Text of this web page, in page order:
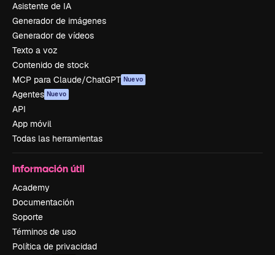
Asistente de IA
Generador de imágenes
Generador de vídeos
Texto a voz
Contenido de stock
MCP para Claude/ChatGPT Nuevo
Agentes Nuevo
API
App móvil
Todas las herramientas
Información útil
Academy
Documentación
Soporte
Términos de uso
Política de privacidad